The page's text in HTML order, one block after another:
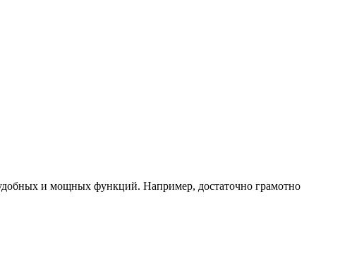
и мощных функций. Например, достаточно грамотно